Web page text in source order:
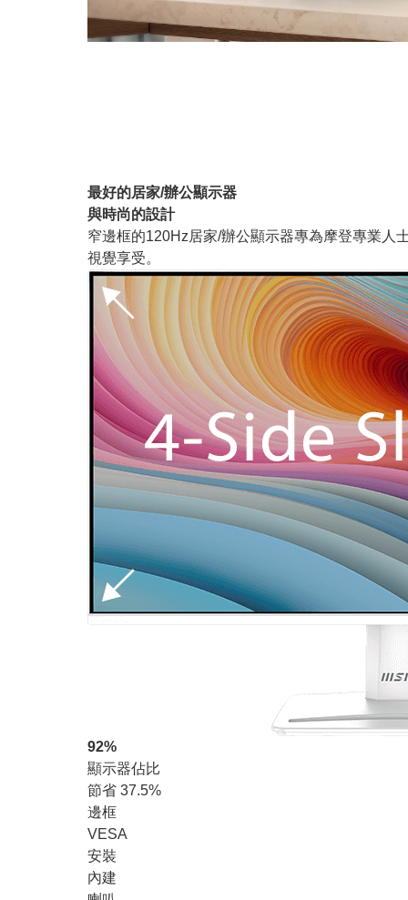
最好的居家/辦公顯示器
與時尚的設計
窄邊框的120Hz居家/辦公顯示器專為摩登專業人
視覺享受。
92%
顯示器佔比
節省 37.5%
邊框
VESA
安裝
內建